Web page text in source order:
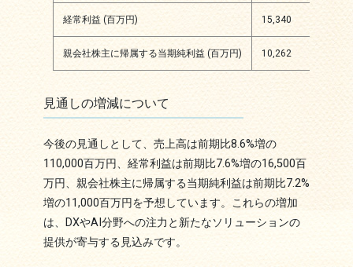
経常利益 (百万円) 15,340
親会社株主に帰属する当期純利益 (百万円) 10,262
見通しの増減について
今後の見通しとして、売上高は前期比8.6%増の
110,000百万円、経常利益は前期比7.6%増の16,500百
万円、親会社株主に帰属する当期純利益は前期比7.2%
増の11,000百万円を予想しています。これらの増加
は、DXやAI分野への注力と新たなソリューションの
提供が寄与する見込みです。